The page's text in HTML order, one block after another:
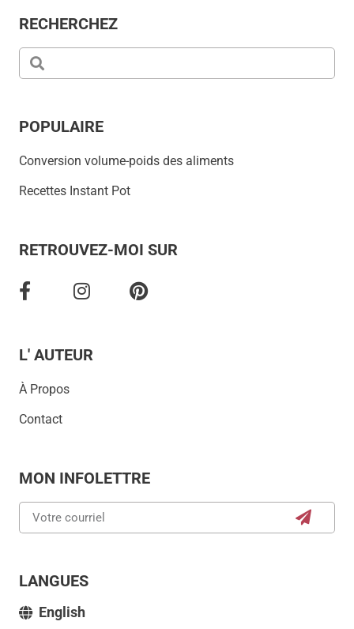
RECHERCHEZ
POPULAIRE
Conversion volume-poids des aliments
Recettes Instant Pot
RETROUVEZ-MOI SUR
L' AUTEUR
À Propos
Contact
MON INFOLETTRE
LANGUES
English